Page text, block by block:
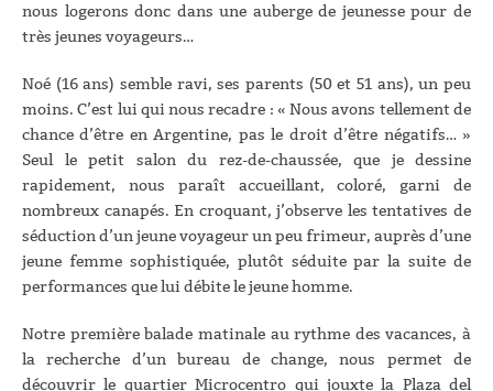
nous logerons donc dans une auberge de jeunesse pour de
très jeunes voyageurs…
Noé (16 ans) semble ravi, ses parents (50 et 51 ans), un peu
moins. C’est lui qui nous recadre : « Nous avons tellement de
chance d’être en Argentine, pas le droit d’être négatifs… »
Seul le petit salon du rez-de-chaussée, que je dessine
rapidement, nous paraît accueillant, coloré, garni de
nombreux canapés. En croquant, j’observe les tentatives de
séduction d’un jeune voyageur un peu frimeur, auprès d’une
jeune femme sophistiquée, plutôt séduite par la suite de
performances que lui débite le jeune homme.
Notre première balade matinale au rythme des vacances, à
la recherche d’un bureau de change, nous permet de
découvrir le quartier Microcentro qui jouxte la Plaza del